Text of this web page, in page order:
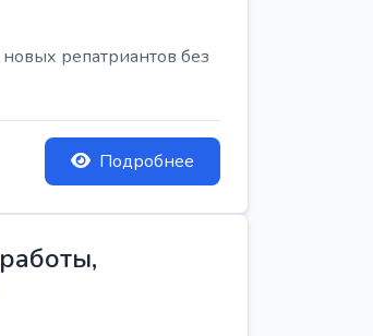
репатриантов без
Подробнее